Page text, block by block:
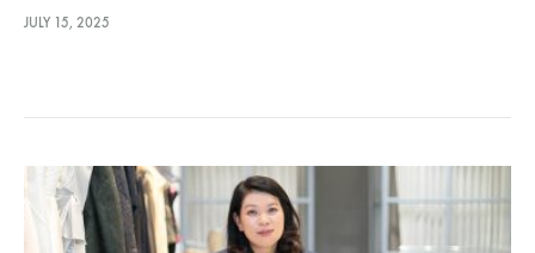
ทะเลที่หลอมรวมวัฒนธรรมจากหลากหลายมุมโลก ทั้งยุโรป อาหรับ
ไปจนถึงเอเชีย ด้วยแรงบันดาลใจจากศิลปะ สถาปัตยกรรม และเรื่อง
JULY 15, 2025